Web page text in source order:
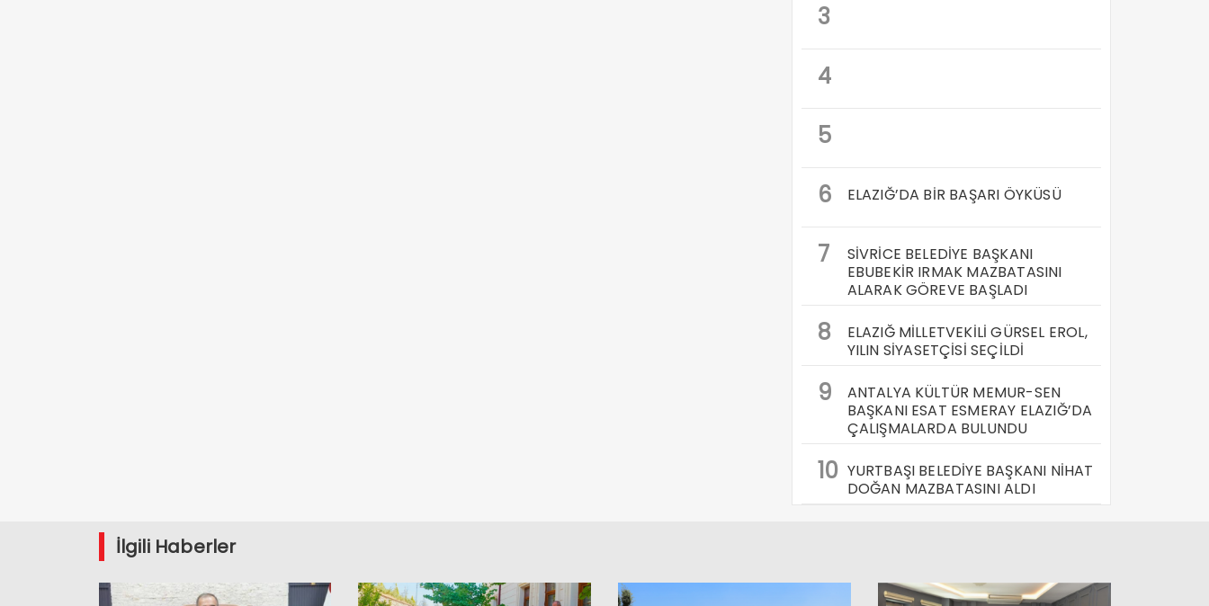
3
4
5
6
ELAZIĞ’DA BİR BAŞARI ÖYKÜSÜ
7
SİVRİCE BELEDİYE BAŞKANI
EBUBEKİR IRMAK MAZBATASINI
ALARAK GÖREVE BAŞLADI
8
ELAZIĞ MİLLETVEKİLİ GÜRSEL EROL,
YILIN SİYASETÇİSİ SEÇİLDİ
9
ANTALYA KÜLTÜR MEMUR-SEN
BAŞKANI ESAT ESMERAY ELAZIĞ’DA
ÇALIŞMALARDA BULUNDU
10 YURTBAŞI BELEDİYE BAŞKANI NİHAT
DOĞAN MAZBATASINI ALDI
İlgili Haberler